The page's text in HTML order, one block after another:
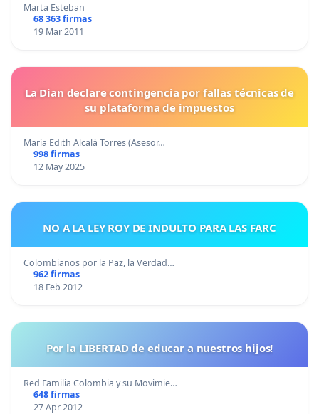
Marta Esteban
68 363 firmas
19 Mar 2011
La Dian declare contingencia por fallas técnicas de
su plataforma de impuestos
María Edith Alcalá Torres (Asesor…
998 firmas
12 May 2025
NO A LA LEY ROY DE INDULTO PARA LAS FARC
Colombianos por la Paz, la Verdad…
962 firmas
18 Feb 2012
Por la LIBERTAD de educar a nuestros hijos!
Red Familia Colombia y su Movimie…
648 firmas
27 Apr 2012